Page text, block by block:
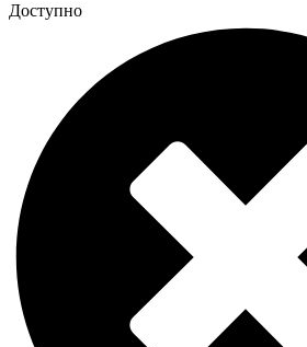
Доступно